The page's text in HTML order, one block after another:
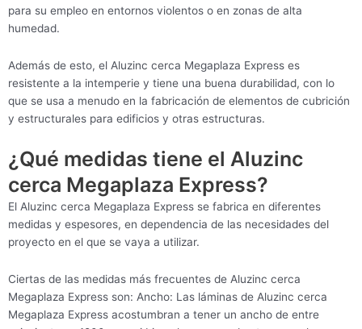
para su empleo en entornos violentos o en zonas de alta
humedad.
Además de esto, el Aluzinc cerca Megaplaza Express es
resistente a la intemperie y tiene una buena durabilidad, con lo
que se usa a menudo en la fabricación de elementos de cubrición
y estructurales para edificios y otras estructuras.
¿Qué medidas tiene el Aluzinc
cerca Megaplaza Express?
El Aluzinc cerca Megaplaza Express se fabrica en diferentes
medidas y espesores, en dependencia de las necesidades del
proyecto en el que se vaya a utilizar.
Ciertas de las medidas más frecuentes de Aluzinc cerca
Megaplaza Express son: Ancho: Las láminas de Aluzinc cerca
Megaplaza Express acostumbran a tener un ancho de entre